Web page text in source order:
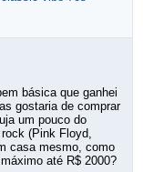
básica que ganhei
gostaria de comprar
um pouco do
(Pink Floyd,
casa mesmo, como
até R$ 2000?